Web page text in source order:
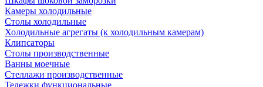
Камеры холодильные
Столы холодильные
Холодильные агрегаты (к холодильным камерам)
Клипсаторы
Столы производственные
Ванны моечные
Стеллажи производственные
Тележки функциональные